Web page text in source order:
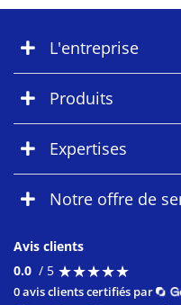
L'entreprise
Produits
Expertises
Notre offre de
Avis clients
0.0 / 5 ★★★★★
★★★★★
0 avis clients certifiés par